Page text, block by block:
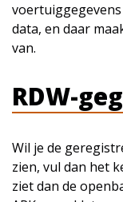
data, en daar
van.
RDW-
Wil je de
zien, vul dan het
ziet dan de